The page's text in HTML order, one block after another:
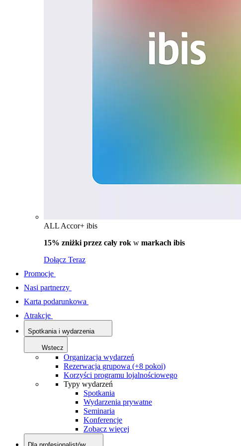
ALL Accor+ ibis
15% zniżki przez cały rok w markach ibis
Dołącz Teraz
Promocje
Nasi partnerzy
Karta podarunkowa
Atrakcje
Spotkania i wydarzenia
Wstecz
Organizacja wydarzeń
Rezerwacja grupowa (+8 pokoi)
Korzyści programu lojalnościowego
Typy wydarzeń
Spotkania
Wydarzenia prywatne
Seminaria
Konferencje
Zobacz więcej